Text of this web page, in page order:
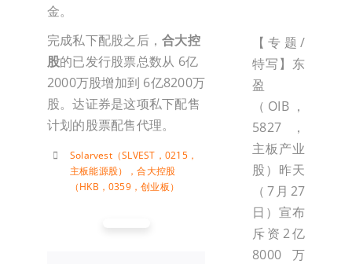
金。
完成私下配股之后，合大控
股的已发行股票总数从 6亿
2000万股增加到 6亿8200万
股。达证券是这项私下配售
计划的股票配售代理。
Solarvest（SLVEST，0215，
主板能源股）
，合大控股
（HKB，0359，创业板）
【专题/
特写】东
盈
（OIB，
5827，
主板产业
股）昨天
（7月27
日）宣布
斥资2亿
8000万